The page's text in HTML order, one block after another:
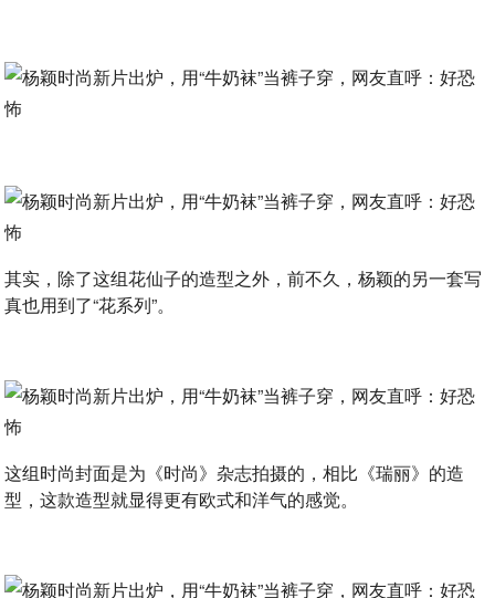
其实，除了这组花仙子的造型之外，前不久，杨颖的另一套写
真也用到了“花系列”。
这组时尚封面是为《时尚》杂志拍摄的，相比《瑞丽》的造
型，这款造型就显得更有欧式和洋气的感觉。